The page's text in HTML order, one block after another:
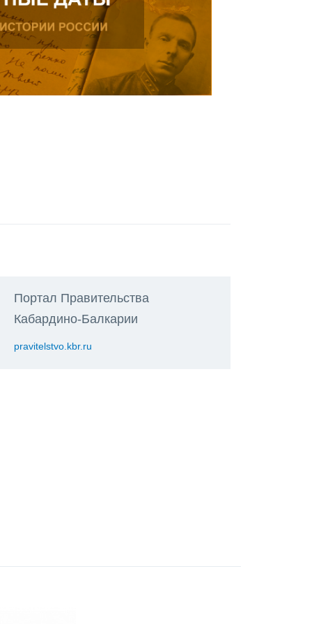
Портал Правительства
Кабардино-Балкарии
pravitelstvo.kbr.ru